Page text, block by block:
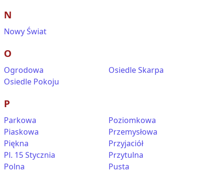
N
Nowy Świat
O
Ogrodowa
Osiedle Pokoju
Osiedle Skarpa
P
Parkowa
Piaskowa
Piękna
Pl. 15 Stycznia
Polna
Poziomkowa
Przemysłowa
Przyjaciół
Przytulna
Pusta